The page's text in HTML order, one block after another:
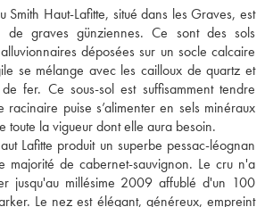
Smith Haut-Lafitte, situé dans les Graves, est
de graves günziennes. Ce sont des sols
déposées sur un socle calcaire
se mélange avec les cailloux de quartz et
fer. Ce sous-sol est suffisamment tendre
racinaire puise s’alimenter en sels minéraux
toute la vigueur dont elle aura besoin.
Lafitte produit un superbe pessac-léognan
majorité de cabernet-sauvignon. Le cru n'a
jusqu'au millésime 2009 affublé d'un 100
Le nez est élégant, généreux, empreint